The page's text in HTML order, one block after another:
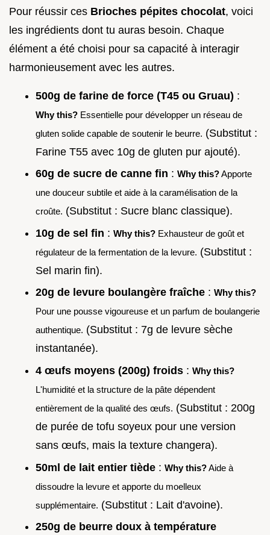
Pour réussir ces Brioches pépites chocolat, voici
les ingrédients dont tu auras besoin. Chaque
élément a été choisi pour sa capacité à interagir
harmonieusement avec les autres.
500g de farine de force (T45 ou Gruau) :
Why this? Essentielle pour développer un réseau de
gluten solide capable de soutenir le beurre. (Substitut :
Farine T55 avec 10g de gluten pur ajouté).
60g de sucre de canne fin : Why this?Apporte
une douceur subtile et aide à la caramélisation de la
croûte. (Substitut : Sucre blanc classique).
10g de sel fin : Why this? Exhausteur de goût et
régulateur de la fermentation de la levure. (Substitut :
Sel marin fin).
20g de levure boulangère fraîche : Why this?
Pour une pousse vigoureuse et un parfum de boulangerie
authentique. (Substitut : 7g de levure sèche
instantanée).
4 œufs moyens (200g) froids : Why this?
L'humidité et la structure de la pâte dépendent
entièrement de la qualité des œufs. (Substitut : 200g
de purée de tofu soyeux pour une version
sans œufs, mais la texture changera).
50ml de lait entier tiède : Why this?Aide à
dissoudre la levure et apporte du moelleux
supplémentaire. (Substitut : Lait d'avoine).
250g de beurre doux à température